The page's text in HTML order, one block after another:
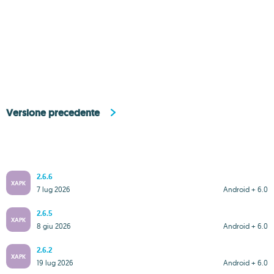
Versione precedente
XAPK
2.6.6
Android + 6.0
7 lug 2026
XAPK
2.6.5
Android + 6.0
8 giu 2026
XAPK
2.6.2
Android + 6.0
19 lug 2026